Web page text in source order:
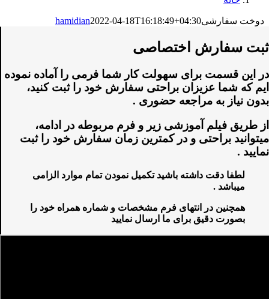
دوخت سفارشی hamidian2022-04-18T16:18:49+04:30
ثبت سفارش اختصاصی
در این قسمت برای سهولت کار شما فرمی را آماده نموده
ایم که شما عزیزان براحتی سفارش خود را ثبت کنید،
بدون نیاز به مراجعه حضوری .
از طریق فیلم آموزشی زیر و فرم مربوطه در ادامه،
میتوانید براحتی و در کمترین زمان سفارش خود را ثبت
نمایید .
لطفا دقت داشته باشید تکمیل نمودن تمام موارد الزامی
میباشد .
همچنین در انتهای فرم مشخصات و شماره همراه خود را
بصورت دقیق برای ما ارسال نمایید